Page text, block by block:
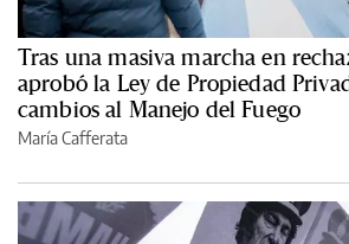
Tras una masiva marcha en
aprobó la Ley de Propiedad
cambios al Manejo del Fuego
María Cafferata